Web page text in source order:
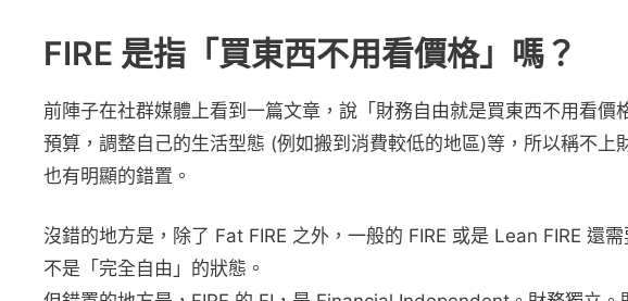
FIRE 是指「買東西不用看價格」嗎？
前陣子在社群媒體上看到一篇文章，說「財務自由就是買東西不用看價
預算，調整自己的生活型態 (例如搬到消費較低的地區)等，所以稱不上
也有明顯的錯置。
沒錯的地方是，除了 Fat FIRE 之外，一般的 FIRE 或是 Lean FIRE 還
不是「完全自由」的狀態。